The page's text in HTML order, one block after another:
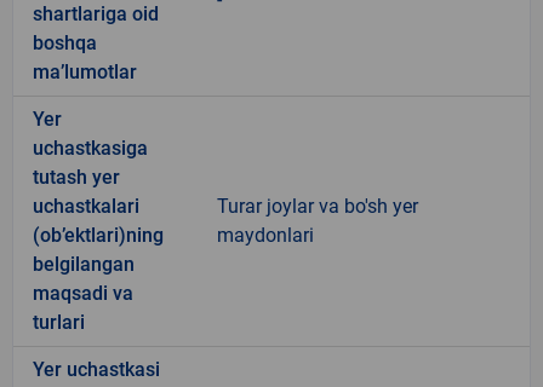
shartlariga oid
boshqa
ma’lumotlar
Yer
uchastkasiga
tutash yer
uchastkalari
(ob’ektlari)ning
belgilangan
maqsadi va
turlari
Turar joylar va bo'sh yer
maydonlari
Yer uchastkasi